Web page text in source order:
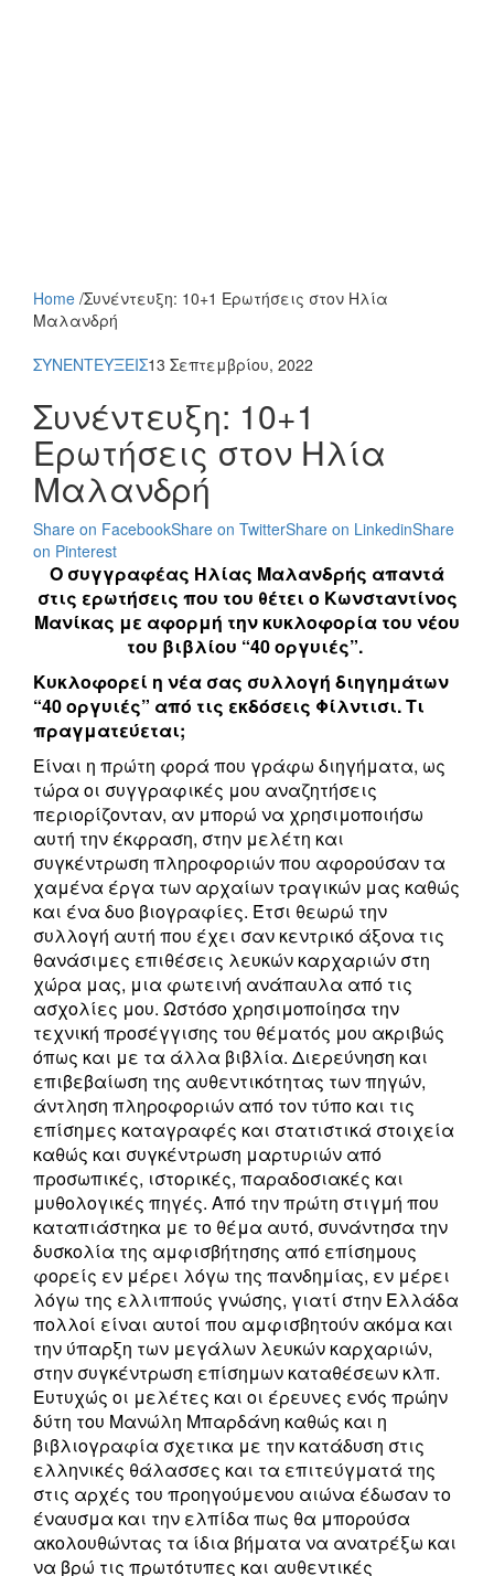
Home /Συνέντευξη: 10+1 Ερωτήσεις στον Ηλία
Μαλανδρή
ΣΥΝΕΝΤΕΥΞΕΙΣ13 Σεπτεμβρίου, 2022
Συνέντευξη: 10+1
Ερωτήσεις στον Ηλία
Μαλανδρή
Share on FacebookShare on TwitterShare on LinkedinShare
on Pinterest
Ο συγγραφέας Ηλίας Μαλανδρής απαντά
στις ερωτήσεις που του θέτει ο Κωνσταντίνος
Μανίκας με αφορμή την κυκλοφορία του νέου
του βιβλίου “40 οργυιές”.
Κυκλοφορεί η νέα σας συλλογή διηγημάτων
“40 οργυιές” από τις εκδόσεις Φίλντισι. Τι
πραγματεύεται;
Είναι η πρώτη φορά που γράφω διηγήματα, ως
τώρα οι συγγραφικές μου αναζητήσεις
περιορίζονταν, αν μπορώ να χρησιμοποιήσω
αυτή την έκφραση, στην μελέτη και
συγκέντρωση πληροφοριών που αφορούσαν τα
χαμένα έργα των αρχαίων τραγικών μας καθώς
και ένα δυο βιογραφίες. Έτσι θεωρώ την
συλλογή αυτή που έχει σαν κεντρικό άξονα τις
θανάσιμες επιθέσεις λευκών καρχαριών στη
χώρα μας, μια φωτεινή ανάπαυλα από τις
ασχολίες μου. Ωστόσο χρησιμοποίησα την
τεχνική προσέγγισης του θέματός μου ακριβώς
όπως και με τα άλλα βιβλία. Διερεύνηση και
επιβεβαίωση της αυθεντικότητας των πηγών,
άντληση πληροφοριών από τον τύπο και τις
επίσημες καταγραφές και στατιστικά στοιχεία
καθώς και συγκέντρωση μαρτυριών από
προσωπικές, ιστορικές, παραδοσιακές και
μυθολογικές πηγές. Από την πρώτη στιγμή που
καταπιάστηκα με το θέμα αυτό, συνάντησα την
δυσκολία της αμφισβήτησης από επίσημους
φορείς εν μέρει λόγω της πανδημίας, εν μέρει
λόγω της ελλιππούς γνώσης, γιατί στην Ελλάδα
πολλοί είναι αυτοί που αμφισβητούν ακόμα και
την ύπαρξη των μεγάλων λευκών καρχαριών,
στην συγκέντρωση επίσημων καταθέσεων κλπ.
Ευτυχώς οι μελέτες και οι έρευνες ενός πρώην
δύτη του Μανώλη Μπαρδάνη καθώς και η
βιβλιογραφία σχετικα με την κατάδυση στις
ελληνικές θάλασσες και τα επιτεύγματά της
στις αρχές του προηγούμενου αιώνα έδωσαν το
έναυσμα και την ελπίδα πως θα μπορούσα
ακολουθώντας τα ίδια βήματα να ανατρέξω και
να βρώ τις πρωτότυπες και αυθεντικές